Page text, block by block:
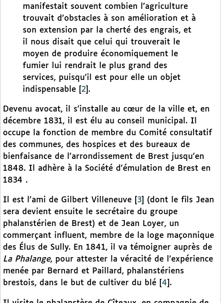
manifestait souvent combien l’agriculture
trouvait d’obstacles à son amélioration et à
son extension par la cherté des engrais, et
il nous disait que celui qui trouverait le
moyen de produire économiquement le
fumier lui rendrait le plus grand des
services, puisqu’il est pour elle un objet
indispensable
2 .
Devenu avocat, il s’installe au cœur de la ville et, en
décembre 1831, il est élu au conseil municipal. Il
occupe la fonction de membre du Comité consultatif
des communes, des hospices et des bureaux de
bienfaisance de l’arrondissement de Brest jusqu’en
1848. Il adhère à la Société d’émulation de Brest en
1834 .
Il est l’ami de Gilbert Villeneuve 3
(dont le fils Jean
sera devient ensuite le secrétaire du groupe
phalanstérien de Brest) et de Jean Loyer, un
commerçant influent, membre de la loge maçonnique
des Élus de Sully. En 1841, il va témoigner auprès de
La Phalange, pour attester la véracité de l’expérience
menée par Bernard et Paillard, phalanstériens
brestois, dans le but de cultiver du blé
4 .